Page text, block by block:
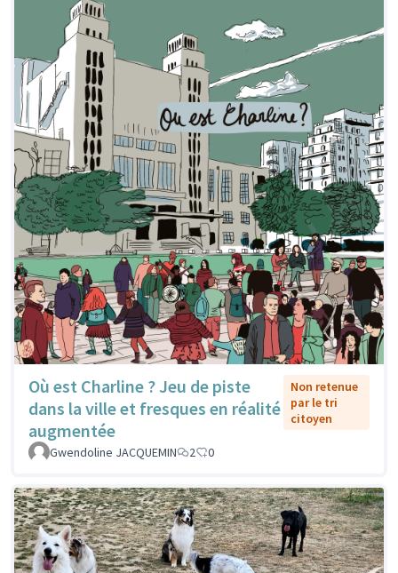
Où est Charline ? Jeu de piste
dans la ville et fresques en réalité
augmentée
Non retenue
par le tri
citoyen
Gwendoline JACQUEMIN 2 0